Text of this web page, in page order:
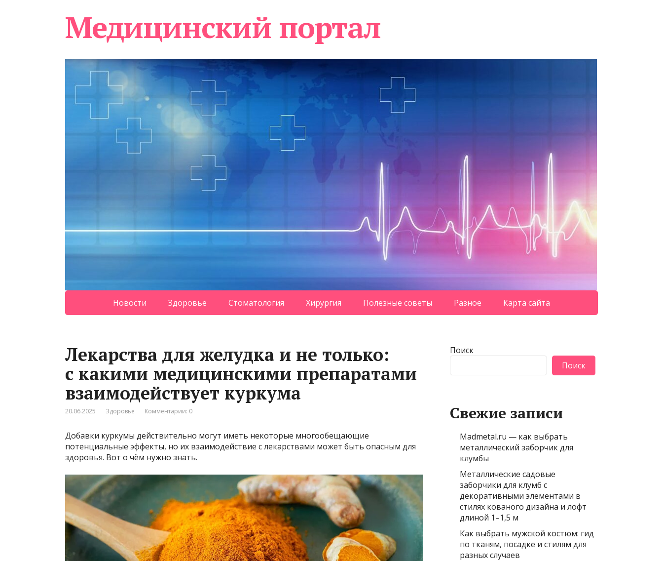
Медицинский портал
Новости Здоровье Стоматология Хирургия Полезные советы Разное Карта сайта
Лекарства для желудка и не только:
с какими медицинскими препаратами
взаимодействует куркума
20.06.2025 Здоровье Комментарии: 0
Добавки куркумы действительно могут иметь некоторые многообещающие
потенциальные эффекты, но их взаимодействие с лекарствами может быть опасным для
здоровья. Вот о чём нужно знать.
Поиск
Поиск
Свежие записи
Madmetal.ru — как выбрать
металлический заборчик для
клумбы
Металлические садовые
заборчики для клумб с
декоративными элементами в
стилях кованого дизайна и лофт
длиной 1–1,5 м
Как выбрать мужской костюм: гид
по тканям, посадке и стилям для
разных случаев